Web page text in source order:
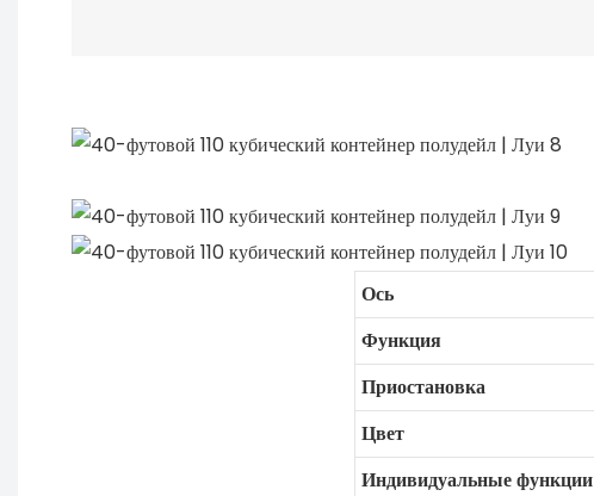
Ось
Функция
Приостановка
Цвет
Индивидуальные функции